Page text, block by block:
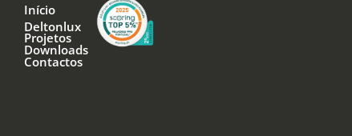
Início
Deltonlux
Projetos
Downloads
Contactos